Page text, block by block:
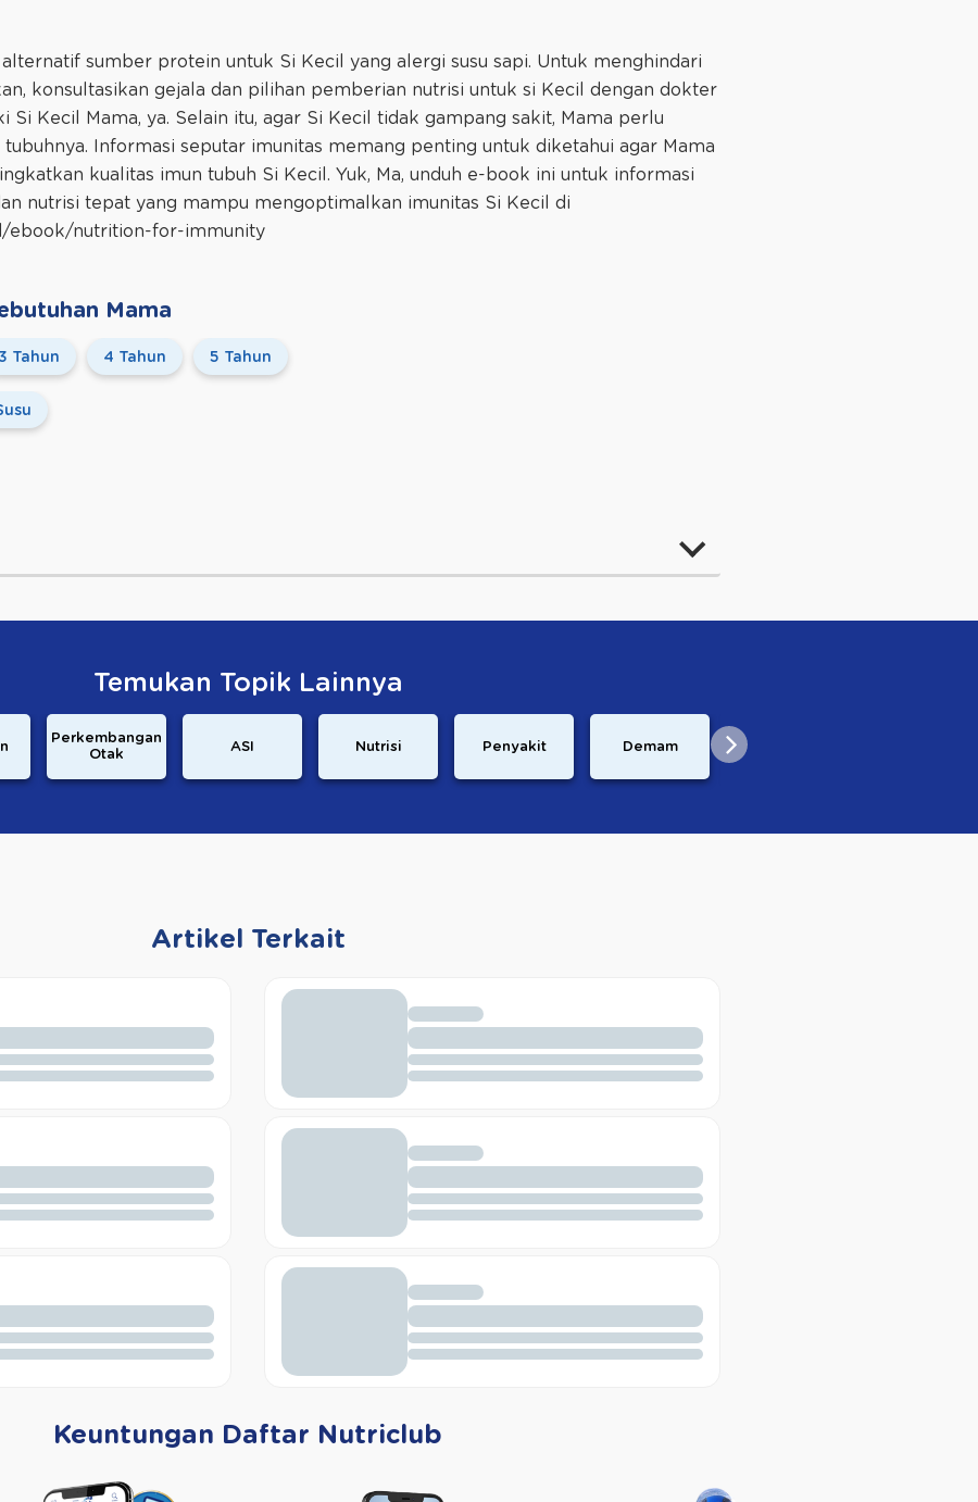
alternatif sumber protein untuk Si Kecil yang alergi susu sapi. Untuk menghindari
konsultasikan gejala dan pilihan pemberian nutrisi untuk si Kecil dengan dokter
Si Kecil Mama, ya. Selain itu, agar Si Kecil tidak gampang sakit, Mama perlu
Informasi seputar imunitas memang penting untuk diketahui agar Mama
kualitas imun tubuh Si Kecil. Yuk, Ma, unduh e-book ini untuk informasi
nutrisi tepat yang mampu mengoptimalkan imunitas Si Kecil di
ebook/nutrition-for-immunity
Mama
Tahun 4 Tahun 5 Tahun
Temukan Topik Lainnya
Perkembangan
Otak
ASI Nutrisi Penyakit Demam
Artikel Terkait
Keuntungan Daftar Nutriclub